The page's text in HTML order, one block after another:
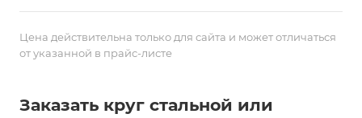
Цена действительна только для сайта и может отличаться
от указанной в прайс-листе
Заказать круг стальной или